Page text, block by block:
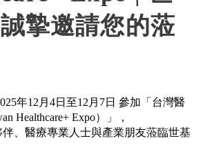
摯邀請您的蒞
年12月4日至12月7日 參加「 台灣醫
Healthcare+ Expo）
」，
、醫療專業人士與產業朋友蒞臨世基